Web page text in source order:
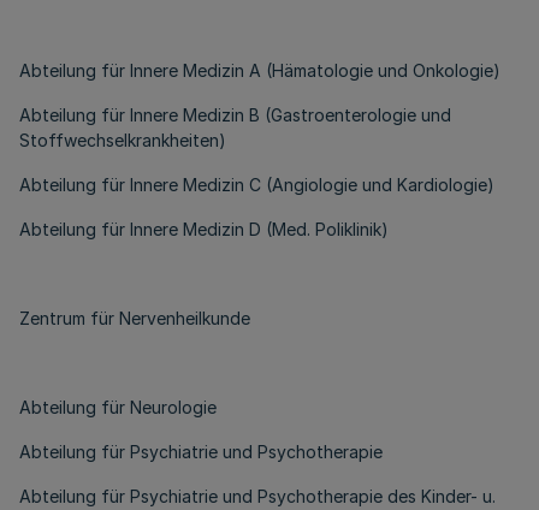
Abteilung für Innere Medizin A (Hämatologie und Onkologie)
Abteilung für Innere Medizin B (Gastroenterologie und
Stoffwechselkrankheiten)
Abteilung für Innere Medizin C (Angiologie und Kardiologie)
Abteilung für Innere Medizin D (Med. Poliklinik)
Zentrum für Nervenheilkunde
Abteilung für Neurologie
Abteilung für Psychiatrie und Psychotherapie
Abteilung für Psychiatrie und Psychotherapie des Kinder- u.